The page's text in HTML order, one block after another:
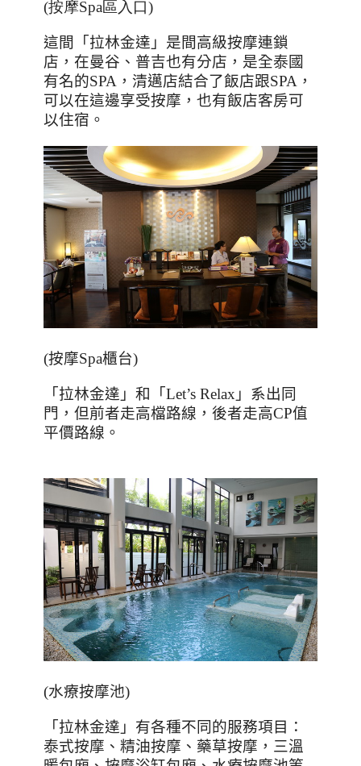
(按摩Spa區入口)
這間「拉林金達」是間高級按摩連鎖
店，在曼谷、普吉也有分店，是全泰國
有名的SPA ，清邁店結合了飯店跟SPA ，
可以在這邊享受按摩，也有飯店客房可
以住宿。
(按摩Spa櫃台)
「拉林金達」和「 Let’s Relax 」系出同
門，但前者走高檔路線，後者走高CP值
平價路線。
(水療按摩池)
「拉林金達」有各種不同的服務項目：
泰式按摩、精油按摩、藥草按摩，三溫